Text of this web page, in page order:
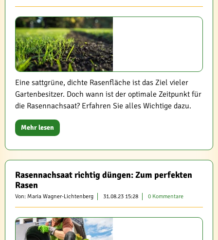
Eine sattgrüne, dichte Rasenfläche ist das Ziel vieler
Gartenbesitzer. Doch wann ist der optimale Zeitpunkt für
die Rasennachsaat? Erfahren Sie alles Wichtige dazu.
Mehr lesen
Rasennachsaat richtig düngen: Zum perfekten
Rasen
Von: Maria Wagner-Lichtenberg 31.08.23 15:28 0 Kommentare